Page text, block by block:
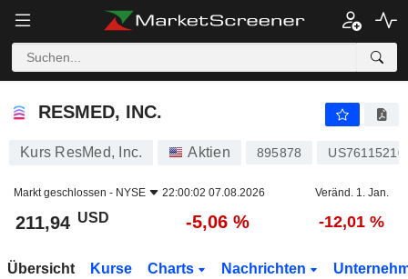
RESMED, INC.
RESMED, INC.
Kurs ResMed, Inc. Aktien 895878
Markt geschlossen - NYSE 22:00:02 07.08.2026 Veränd. 1. Jan.
211,94 USD -5,06 % -12,01 %
Übersicht Kurse Charts Nachrichten